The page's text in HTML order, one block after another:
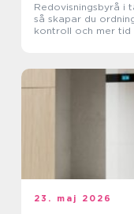
Redovisningsbyrå i
så skapar du
kontroll och mer tid
23. maj 2026